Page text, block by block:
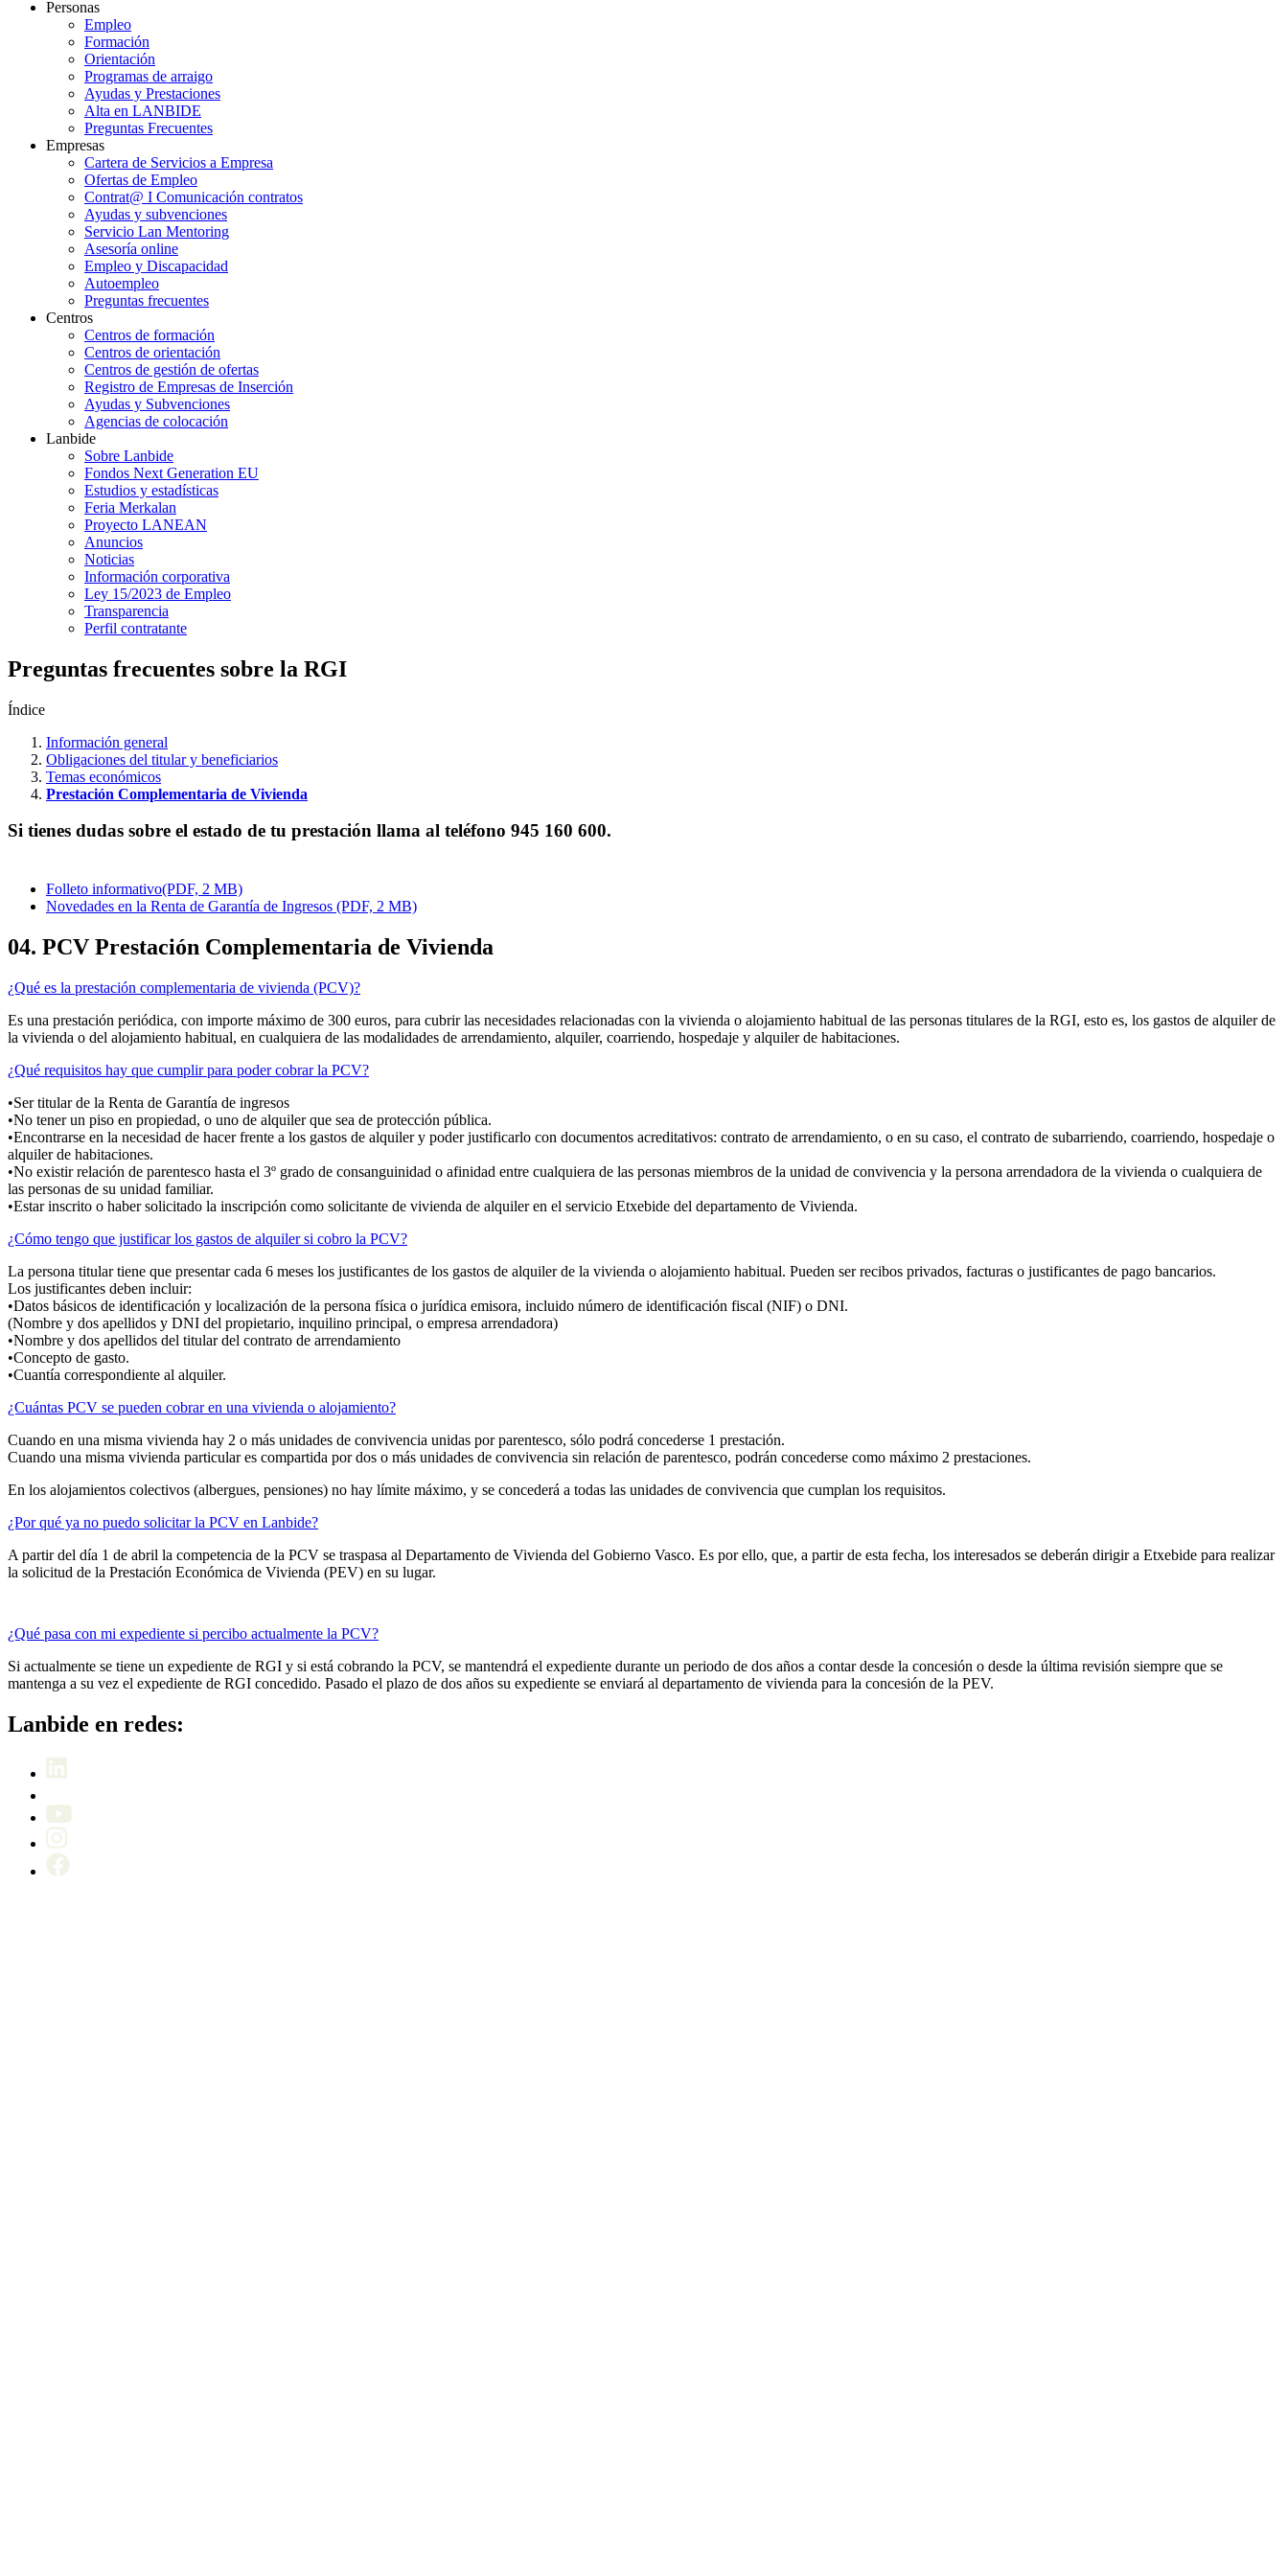
Personas
Empleo
Formación
Orientación
Programas de arraigo
Ayudas y Prestaciones
Alta en LANBIDE
Preguntas Frecuentes
Empresas
Cartera de Servicios a Empresa
Ofertas de Empleo
Contrat@ I Comunicación contratos
Ayudas y subvenciones
Servicio Lan Mentoring
Asesoría online
Empleo y Discapacidad
Autoempleo
Preguntas frecuentes
Centros
Centros de formación
Centros de orientación
Centros de gestión de ofertas
Registro de Empresas de Inserción
Ayudas y Subvenciones
Agencias de colocación
Lanbide
Sobre Lanbide
Fondos Next Generation EU
Estudios y estadísticas
Feria Merkalan
Proyecto LANEAN
Anuncios
Noticias
Información corporativa
Ley 15/2023 de Empleo
Transparencia
Perfil contratante
Preguntas frecuentes sobre la RGI
Índice
Información general
Obligaciones del titular y beneficiarios
Temas económicos
Prestación Complementaria de Vivienda
Si tienes dudas sobre el estado de tu prestación llama al teléfono 945 160 600.
Folleto informativo(PDF, 2 MB)
Novedades en la Renta de Garantía de Ingresos (PDF, 2 MB)
04. PCV Prestación Complementaria de Vivienda
¿Qué es la prestación complementaria de vivienda (PCV)?
Es una prestación periódica, con importe máximo de 300 euros, para cubrir las necesidades relacionadas con la vivienda o alojamiento habitual de las personas titulares de la RGI, esto es, los gastos de alquiler de
la vivienda o del alojamiento habitual, en cualquiera de las modalidades de arrendamiento, alquiler, coarriendo, hospedaje y alquiler de habitaciones.
¿Qué requisitos hay que cumplir para poder cobrar la PCV?
•Ser titular de la Renta de Garantía de ingresos
•No tener un piso en propiedad, o uno de alquiler que sea de protección pública.
•Encontrarse en la necesidad de hacer frente a los gastos de alquiler y poder justificarlo con documentos acreditativos: contrato de arrendamiento, o en su caso, el contrato de subarriendo, coarriendo, hospedaje o
alquiler de habitaciones.
•No existir relación de parentesco hasta el 3º grado de consanguinidad o afinidad entre cualquiera de las personas miembros de la unidad de convivencia y la persona arrendadora de la vivienda o cualquiera de
las personas de su unidad familiar.
•Estar inscrito o haber solicitado la inscripción como solicitante de vivienda de alquiler en el servicio Etxebide del departamento de Vivienda.
¿Cómo tengo que justificar los gastos de alquiler si cobro la PCV?
La persona titular tiene que presentar cada 6 meses los justificantes de los gastos de alquiler de la vivienda o alojamiento habitual. Pueden ser recibos privados, facturas o justificantes de pago bancarios.
Los justificantes deben incluir:
•Datos básicos de identificación y localización de la persona física o jurídica emisora, incluido número de identificación fiscal (NIF) o DNI.
(Nombre y dos apellidos y DNI del propietario, inquilino principal, o empresa arrendadora)
•Nombre y dos apellidos del titular del contrato de arrendamiento
•Concepto de gasto.
•Cuantía correspondiente al alquiler.
¿Cuántas PCV se pueden cobrar en una vivienda o alojamiento?
Cuando en una misma vivienda hay 2 o más unidades de convivencia unidas por parentesco, sólo podrá concederse 1 prestación.
Cuando una misma vivienda particular es compartida por dos o más unidades de convivencia sin relación de parentesco, podrán concederse como máximo 2 prestaciones.
En los alojamientos colectivos (albergues, pensiones) no hay límite máximo, y se concederá a todas las unidades de convivencia que cumplan los requisitos.
¿Por qué ya no puedo solicitar la PCV en Lanbide?
A partir del día 1 de abril la competencia de la PCV se traspasa al Departamento de Vivienda del Gobierno Vasco. Es por ello, que, a partir de esta fecha, los interesados se deberán dirigir a Etxebide para realizar
la solicitud de la Prestación Económica de Vivienda (PEV) en su lugar.
¿Qué pasa con mi expediente si percibo actualmente la PCV?
Si actualmente se tiene un expediente de RGI y si está cobrando la PCV, se mantendrá el expediente durante un periodo de dos años a contar desde la concesión o desde la última revisión siempre que se
mantenga a su vez el expediente de RGI concedido. Pasado el plazo de dos años su expediente se enviará al departamento de vivienda para la concesión de la PEV.
Lanbide en redes: